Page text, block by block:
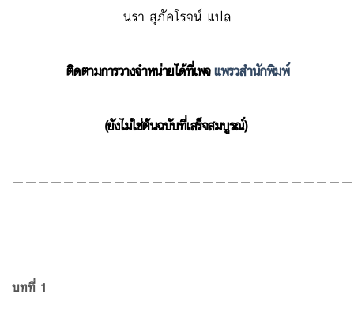
นรา สุภัคโรจน์ แปล
ติดตามการวางจำหน่ายได้ที่เพจแพรวสำนักพิมพ์
(ยังไม่ใช่ต้นฉบับที่เสร็จสมบูรณ์)
บทที่ 1